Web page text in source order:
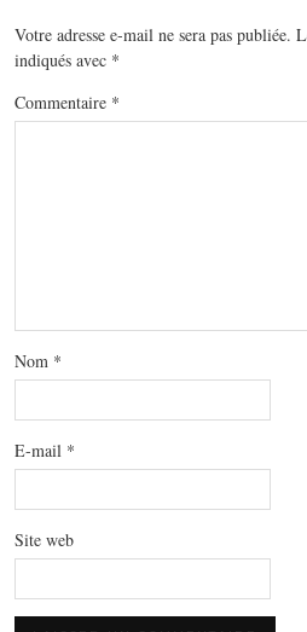
Votre adresse e-mail ne sera pas publiée.
indiqués avec *
Commentaire *
Nom *
E-mail *
Site web